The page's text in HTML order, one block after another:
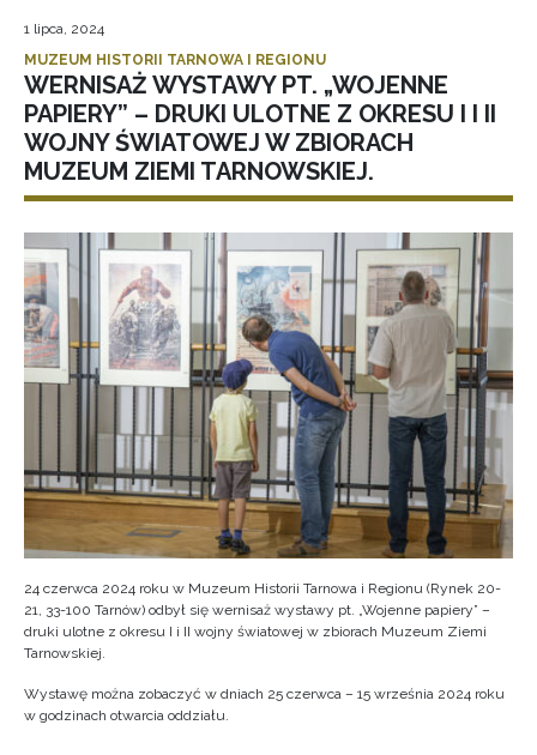
1 lipca, 2024
MUZEUM HISTORII TARNOWA I REGIONU
WERNISAŻ WYSTAWY PT. „WOJENNE
PAPIERY” – DRUKI ULOTNE Z OKRESU I I II
WOJNY ŚWIATOWEJ W ZBIORACH
MUZEUM ZIEMI TARNOWSKIEJ.
24 czerwca 2024 roku w Muzeum Historii Tarnowa i Regionu (Rynek 20-
21, 33-100 Tarnów) odbył się wernisaż wystawy pt. „Wojenne papiery” –
druki ulotne z okresu I i II wojny światowej w zbiorach Muzeum Ziemi
Tarnowskiej.
Wystawę można zobaczyć w dniach 25 czerwca – 15 września 2024 roku
w godzinach otwarcia oddziału.